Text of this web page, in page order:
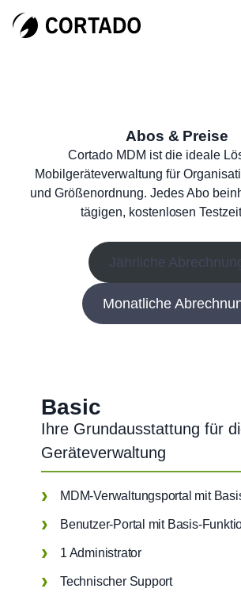
Abos & Preise
Cortado MDM ist die ideale
Mobilgeräteverwaltung für
und Größenordnung. Jedes Abo
tägigen, kostenlosen
Jährliche
Monatliche
Basic
Ihre Grundausstattung für
Geräteverwaltung
MDM-Verwaltungsportal mit
Benutzer-Portal mit Basis-
1 Administrator
Technischer Support